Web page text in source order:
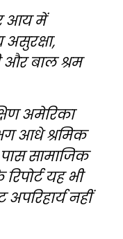
आय में
और बाल श्रम
अमेरिका
आधे श्रमिक
सामाजिक
यह भी
नहीं